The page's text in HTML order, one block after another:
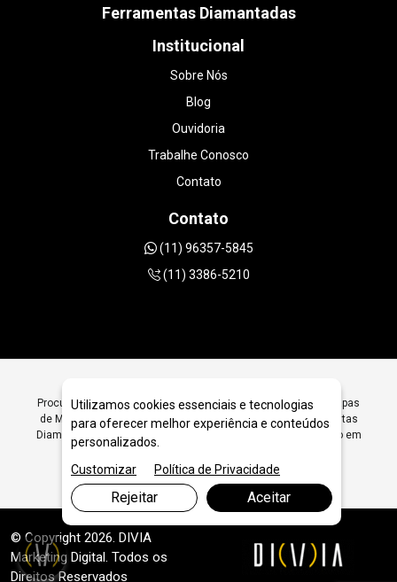
Ferramentas Diamantadas
Institucional
Sobre Nós
Blog
Ouvidoria
Trabalhe Conosco
Contato
Contato
(11) 96357-5845
(11) 3386-5210
Procurando Ferramentas Diamantadas para Lustração de Chapas
de Mármore e Granito em São Paulo? Encontre Aqui Ferramentas
Diamantadas para Lustração de Chapas de Mármore e Granito em
© Copyright 2026. DIVIA
Marketing Digital. Todos os
Direitos Reservados
Utilizamos cookies essenciais e tecnologias
para oferecer melhor experiência e conteúdos
personalizados.
Customizar
Política de Privacidade
Rejeitar Aceitar